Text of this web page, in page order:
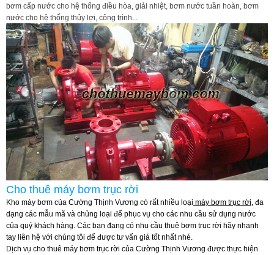
bơm cấp nước cho hệ thống điều hòa, giải nhiệt, bơm nước tuần hoàn, bơm
nước cho hệ thống thủy lợi, công trình...
Cho thuê máy bơm trục rời
Kho máy bơm của Cường Thịnh Vương có rất nhiều loại máy bơm trục rời , đa
dạng các mẫu mã và chủng loại để phục vụ cho các nhu cầu sử dụng nước
của quý khách hàng. Các bạn đang có nhu cầu thuê bơm trục rời hãy nhanh
tay liên hệ với chúng tôi để được tư vấn giá tốt nhất nhé.
Dịch vụ cho thuê máy bơm trục rời của Cường Thịnh Vương được thực hiện